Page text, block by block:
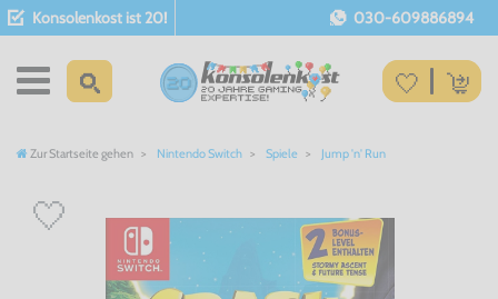
Konsolenkost ist 20! 030-609886894
Zur Startseite gehen Nintendo Switch Spiele Jump 'n' Run